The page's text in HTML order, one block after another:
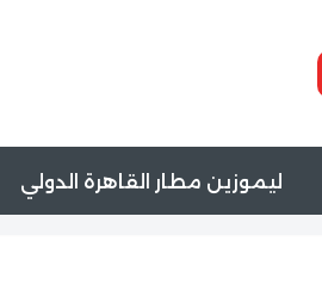
ليموزين مطار القاهرة الدولي